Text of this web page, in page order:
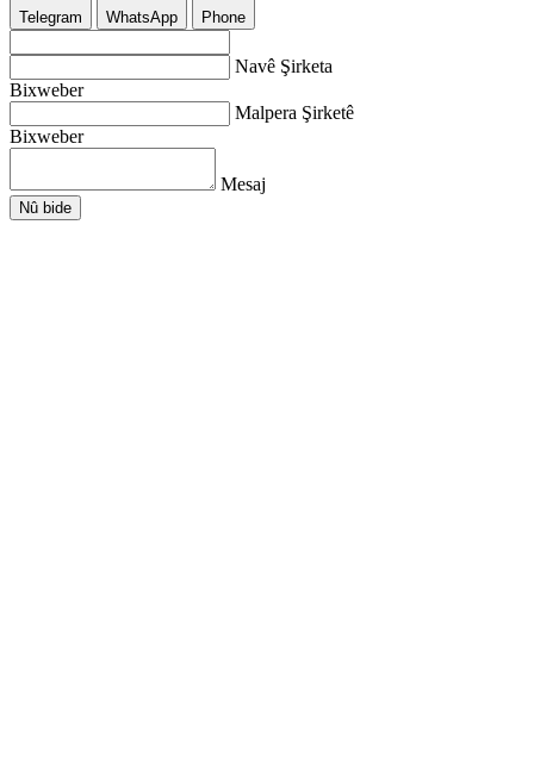
Telegram WhatsApp Phone
Navê Şirketa
Bixweber
Malpera Şirketê
Bixweber
Mesaj
Nû bide